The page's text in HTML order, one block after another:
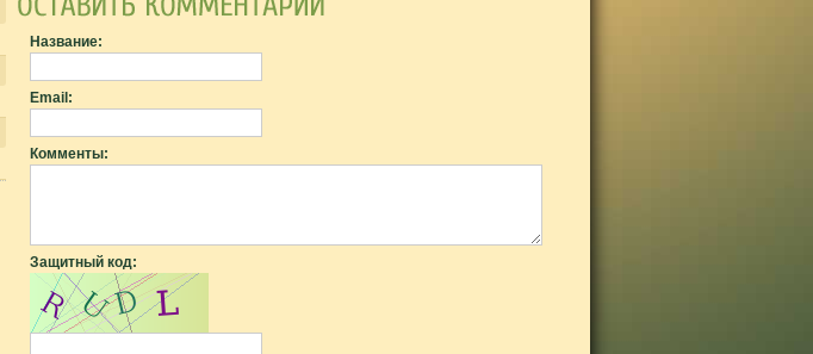
Название:
Email:
Комменты:
Защитный код: